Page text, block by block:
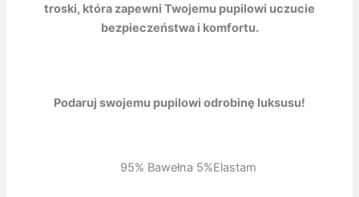
troski, która zapewni Twojemu pupilowi uczucie
bezpieczeństwa i komfortu.
Podaruj swojemu pupilowi odrobinę luksusu!
95% Bawełna 5%Elastam